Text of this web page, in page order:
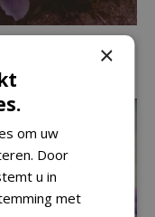
×
om uw
Door
u in
met